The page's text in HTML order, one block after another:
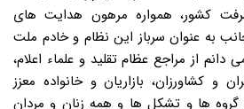
کشور، همواره مرهون هدایت های
به عنوان سرباز این نظام و خادم ملت
از مراجع عظام تقلید و علماء اعلام،
و کشاورزان، بازاریان و خانواده معزز
گروه ها و تشکل ها و همه زنان و مردان